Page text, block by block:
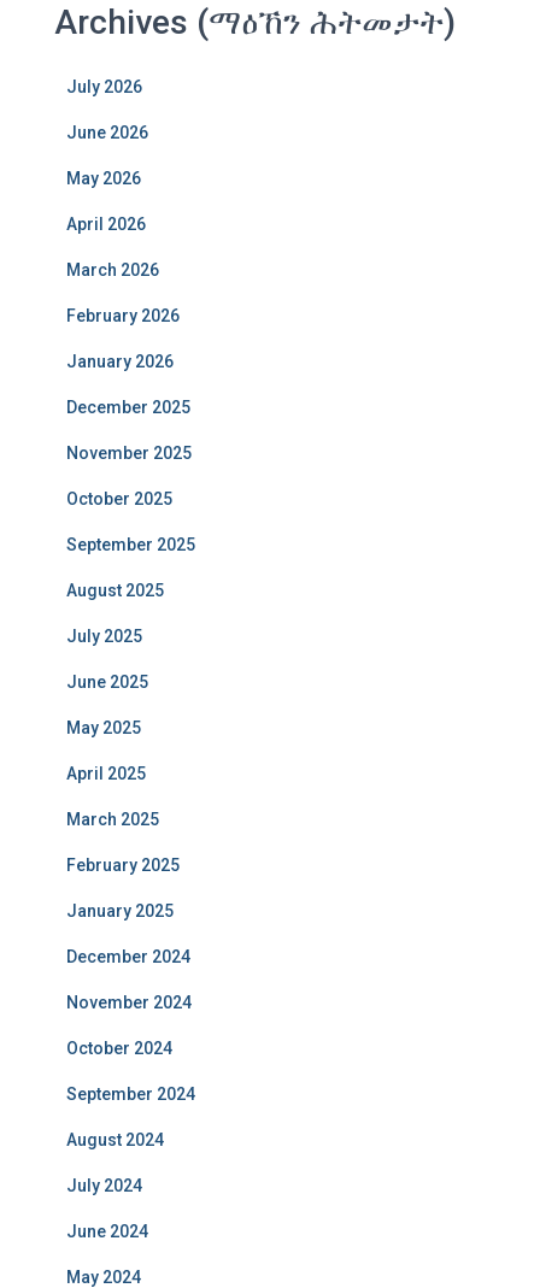
Archives (ማዕኸን ሕትመታት)
July 2026
June 2026
May 2026
April 2026
March 2026
February 2026
January 2026
December 2025
November 2025
October 2025
September 2025
August 2025
July 2025
June 2025
May 2025
April 2025
March 2025
February 2025
January 2025
December 2024
November 2024
October 2024
September 2024
August 2024
July 2024
June 2024
May 2024